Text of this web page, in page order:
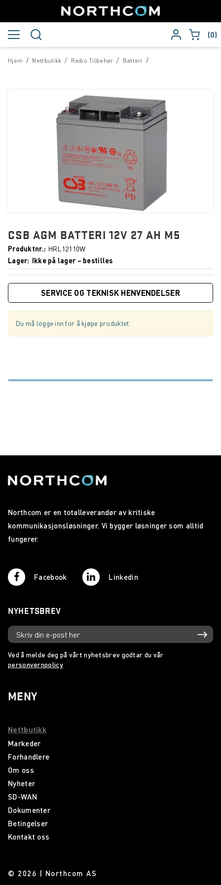
0
/
Hjem /
Nettbutikk /
Radio Tilbehør /
Batteri
CSB AGM BATTERI 12V 27 AH M5
Produktnr.
HRL12110W
Lager
Ikke på lager – bestilles
SERVICE OG TEKNISK HENVENDELSER
Du må logge inn for å kjøpe produktet.
Northcom er en totalleverandør av kritiske
kommunikasjonsløsninger. Vi bygger løsninger som alltid
fungerer.
Facebook Linkedin
NYHETSBREV
Ved å melde deg på vårt nyhetsbrev godtar du vår
personvernpolicy
MENY
Nettbutikk
Markeder
Forhandlere
Om oss
Nyheter
SD-WAN
Dokumenter
Betingelser
Kontakt oss
© 2026 | Northcom AS